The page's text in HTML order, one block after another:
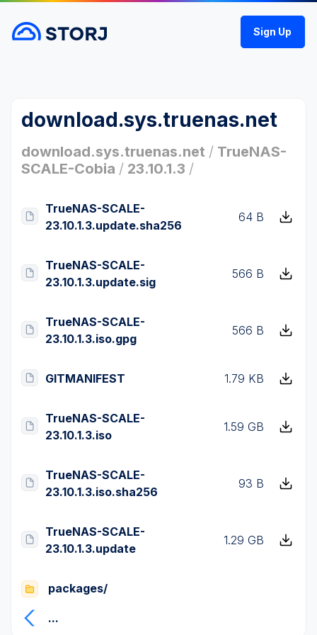
Sign Up
download.sys.truenas.net
download.sys.truenas.net / TrueNAS-
SCALE-Cobia / 23.10.1.3 /
TrueNAS-SCALE-
23.10.1.3.update.sha256
64 B
TrueNAS-SCALE-
23.10.1.3.update.sig
566 B
TrueNAS-SCALE-
23.10.1.3.iso.gpg
566 B
GITMANIFEST 1.79 KB
TrueNAS-SCALE-
23.10.1.3.iso
1.59 GB
TrueNAS-SCALE-
23.10.1.3.iso.sha256
93 B
TrueNAS-SCALE-
23.10.1.3.update
1.29 GB
packages/
...